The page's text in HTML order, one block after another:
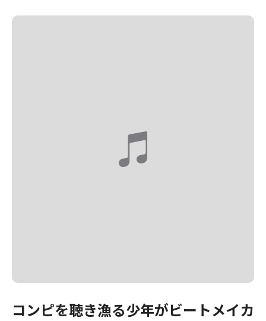
コンピを聴き漁る少年がビートメイカ